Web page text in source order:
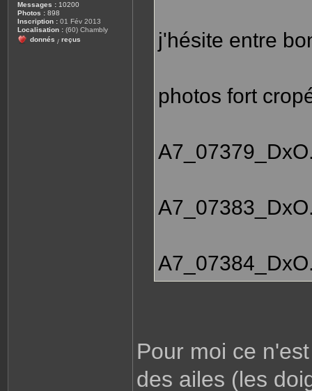
Messages : 10200
Photos : 898
Inscription : 01 Fév 2013
Localisation : (60) Chambly
donnés / reçus j'hésite entre
photos fort
Pour moi ce
des ailes (les